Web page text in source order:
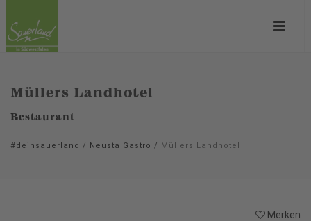
Müllers Landhotel
Restaurant
#deinsauerland / Neusta Gastro / Müllers Landhotel
Merken